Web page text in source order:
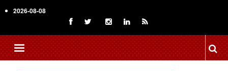
to
content
2026-08-08